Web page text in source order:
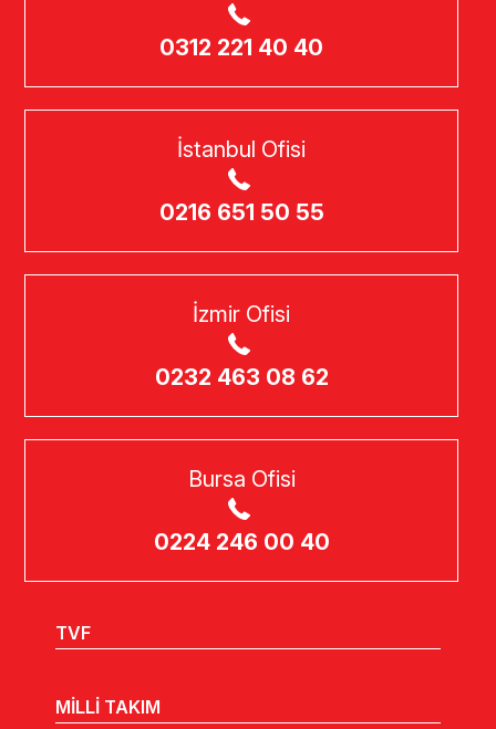
0312 221 40 40
İstanbul Ofisi
0216 651 50 55
İzmir Ofisi
0232 463 08 62
Bursa Ofisi
0224 246 00 40
TVF
MİLLİ TAKIM